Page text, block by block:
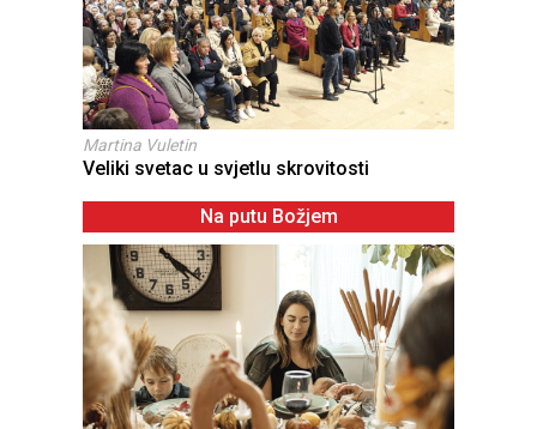
Martina Vuletin
Veliki svetac u svjetlu skrovitosti
Na putu Božjem